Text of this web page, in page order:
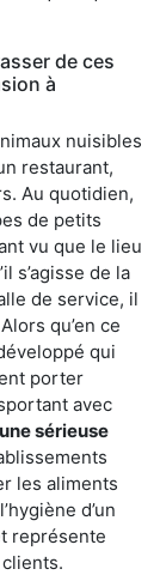
de ces
à
nuisibles
restaurant,
Au quotidien,
de petits
vu que le lieu
s’agisse de la
de service, il
qu’en ce
qui
porter
avec
une sérieuse
les aliments
d’un
représente